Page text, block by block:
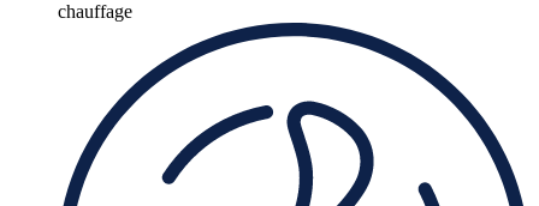
chauffage